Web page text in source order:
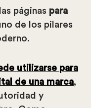
páginas para
de los pilares
utilizarse para
de una marca,
y